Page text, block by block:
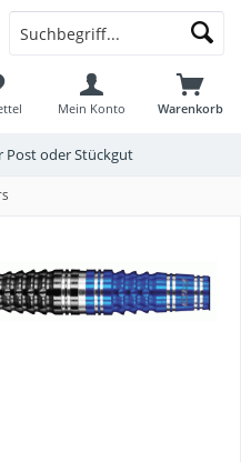
Warenkorb
Mein Konto
Post oder Stückgut